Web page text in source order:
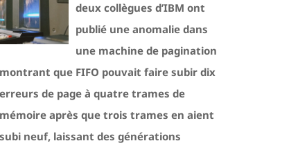
deux collègues d’IBM ont
publié une anomalie dans
une machine de pagination
montrant que FIFO pouvait faire subir dix
erreurs de page à quatre trames de
mémoire après que trois trames en aient
subi neuf, laissant des générations